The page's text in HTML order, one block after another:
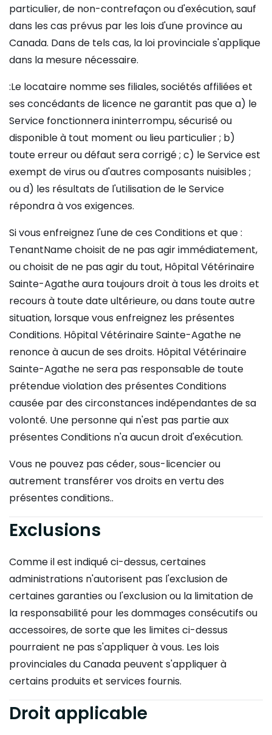
particulier, de non-contrefaçon ou d'exécution, sauf
dans les cas prévus par les lois d'une province au
Canada. Dans de tels cas, la loi provinciale s'applique
dans la mesure nécessaire.
:Le locataire nomme ses filiales, sociétés affiliées et
ses concédants de licence ne garantit pas que a) le
Service fonctionnera ininterrompu, sécurisé ou
disponible à tout moment ou lieu particulier ; b)
toute erreur ou défaut sera corrigé ; c) le Service est
exempt de virus ou d'autres composants nuisibles ;
ou d) les résultats de l'utilisation de le Service
répondra à vos exigences.
Si vous enfreignez l'une de ces Conditions et que :
TenantName choisit de ne pas agir immédiatement,
ou choisit de ne pas agir du tout, Hôpital Vétérinaire
Sainte-Agathe aura toujours droit à tous les droits et
recours à toute date ultérieure, ou dans toute autre
situation, lorsque vous enfreignez les présentes
Conditions. Hôpital Vétérinaire Sainte-Agathe ne
renonce à aucun de ses droits. Hôpital Vétérinaire
Sainte-Agathe ne sera pas responsable de toute
prétendue violation des présentes Conditions
causée par des circonstances indépendantes de sa
volonté. Une personne qui n'est pas partie aux
présentes Conditions n'a aucun droit d'exécution.
Vous ne pouvez pas céder, sous-licencier ou
autrement transférer vos droits en vertu des
présentes conditions..
Exclusions
Comme il est indiqué ci-dessus, certaines
administrations n'autorisent pas l'exclusion de
certaines garanties ou l'exclusion ou la limitation de
la responsabilité pour les dommages consécutifs ou
accessoires, de sorte que les limites ci-dessus
pourraient ne pas s'appliquer à vous. Les lois
provinciales du Canada peuvent s'appliquer à
certains produits et services fournis.
Droit applicable